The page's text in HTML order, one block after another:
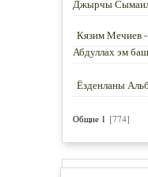
Джырчы
Кязим Мечиев -
Абдуллах эм
Ёзденланы
Общие 1 [774]